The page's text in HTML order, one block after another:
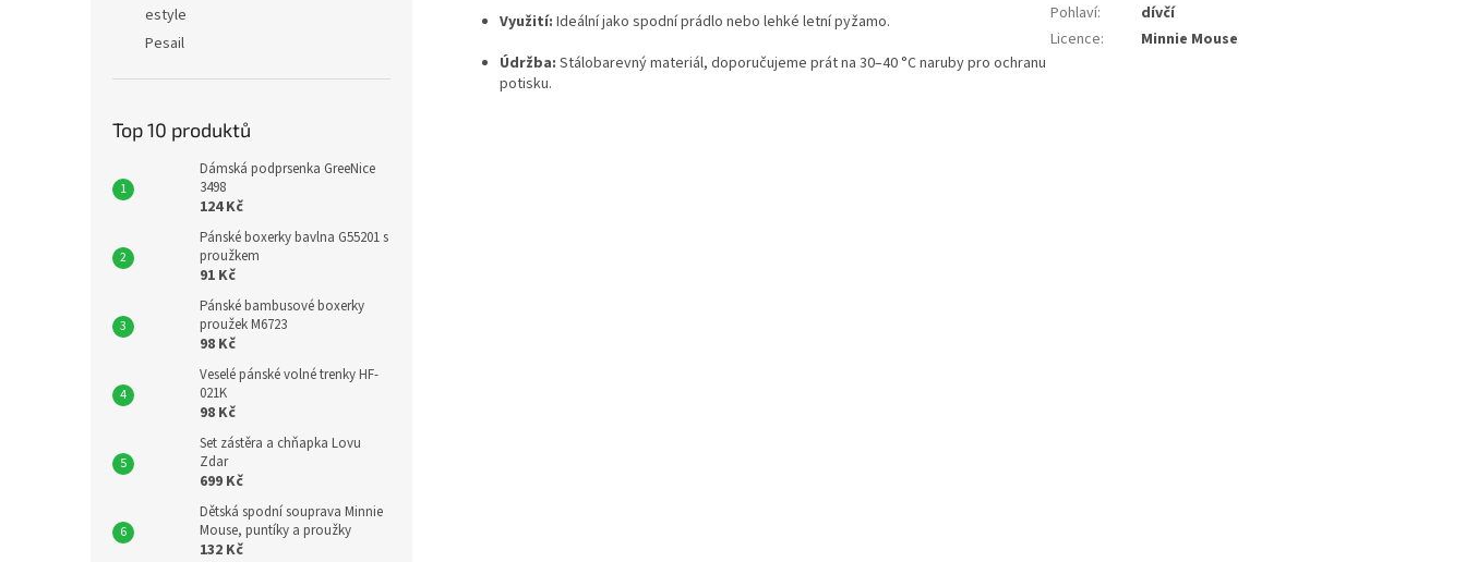
estyle
Pesail
Top 10 produktů
Dámská podprsenka GreeNice
3498
124 Kč
Pánské boxerky bavlna G55201 s
proužkem
91 Kč
Pánské bambusové boxerky
proužek M6723
98 Kč
Veselé pánské volné trenky HF-
021K
98 Kč
Set zástěra a chňapka Lovu
Zdar
699 Kč
Dětská spodní souprava Minnie
Mouse, puntíky a proužky
132 Kč
Využití: Ideální jako spodní prádlo nebo lehké letní pyžamo.
Údržba: Stálobarevný materiál, doporučujeme prát na 30–40 °C naruby pro ochranu
potisku.
Pohlaví:
dívčí
Licence: Minnie Mouse